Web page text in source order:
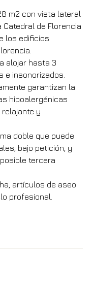
m2 con vista lateral
Catedral de Florencia
los edificios
alojar hasta 3
e insonorizados.
garantizan la
hipoalergénicas
y
doble que puede
bajo petición, y
tercera
artículos de aseo
profesional.